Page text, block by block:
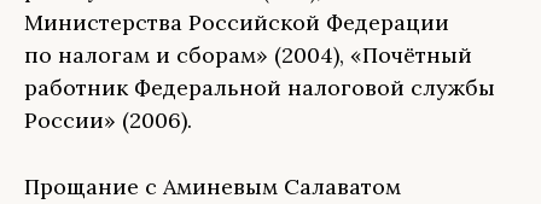
Министерства Российской Федерации
по налогам и сборам» (2004), «Почётный
работник Федеральной налоговой службы
России» (2006).
Прощание с Аминевым Салаватом